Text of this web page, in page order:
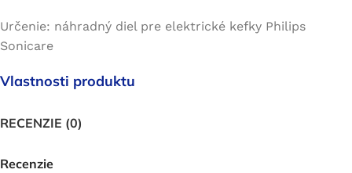
Určenie: náhradný diel pre elektrické kefky Philips
Sonicare
Vlastnosti produktu
RECENZIE (0)
Recenzie